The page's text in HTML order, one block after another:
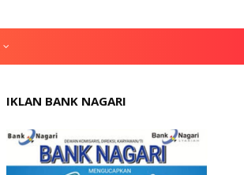
IKLAN BANK NAGARI